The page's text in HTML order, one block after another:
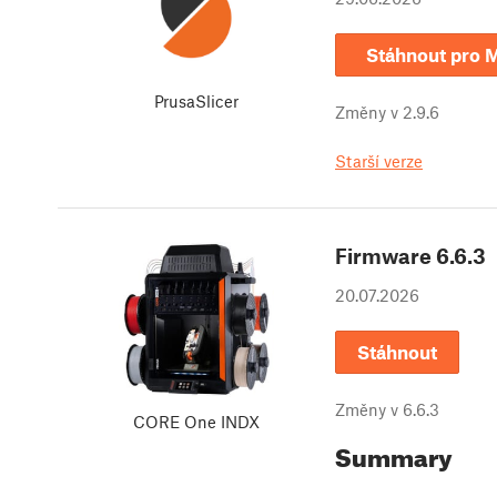
PrusaSlicer
Stáhnout pro
Změny v 2.9.6
Starší verze
CORE One INDX
Firmware 6.6.3
20.07.2026
Stáhnout
Změny v 6.6.3
Summary